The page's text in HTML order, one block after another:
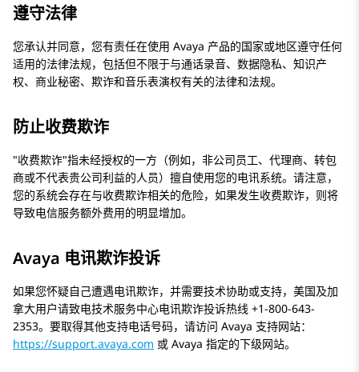
遵守法律
您承认并同意，您有责任在使用 Avaya 产品的国家或地区遵守任何
适用的法律法规，包括但不限于与通话录音、数据隐私、知识产
权、商业秘密、欺诈和音乐表演权有关的法律和法规。
防止收费欺诈
收费欺诈 指未经授权的一方（例如，非公司员工、代理商、转包
商或不代表贵公司利益的人员）擅自使用您的电讯系统。请注意，
您的系统会存在与收费欺诈相关的危险，如果发生收费欺诈，则将
导致电信服务额外费用的明显增加。
Avaya 电讯欺诈投诉
如果您怀疑自己遭遇电讯欺诈，并需要技术协助或支持，美国及加
拿大用户请致电技术服务中心电讯欺诈投诉热线 +1-800-643-
2353。要取得其他支持电话号码，请访问 Avaya 支持网站：
https://support.avaya.com 或 Avaya 指定的下级网站。